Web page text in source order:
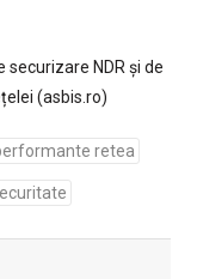
securizare NDR și de
(asbis.ro)
retea